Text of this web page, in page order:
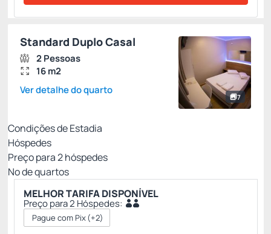
7
Standard Duplo Casal
2 Pessoas
16 m2
Ver detalhe do quarto
Condições de Estadia
Hóspedes
Preço para2hóspedes
Nº de quartos
MELHOR TARIFA DISPONÍVEL
Preço para 2 Hóspedes:
Pague com Pix(+2)